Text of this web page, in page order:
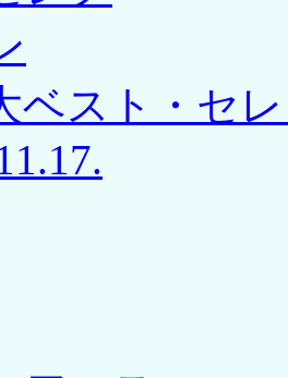
ベスト・セ